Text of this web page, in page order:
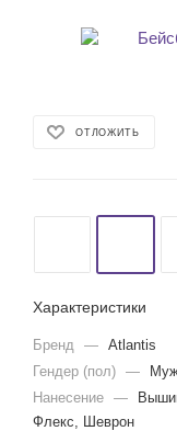
ОТЛОЖИТЬ
Характеристики
Бренд — Atlantis
Гендер (пол) —
Нанесение —
Флекс, Шеврон